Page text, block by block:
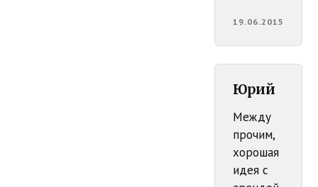
19.06.2015
Юрий
Между
прочим,
хорошая
идея с